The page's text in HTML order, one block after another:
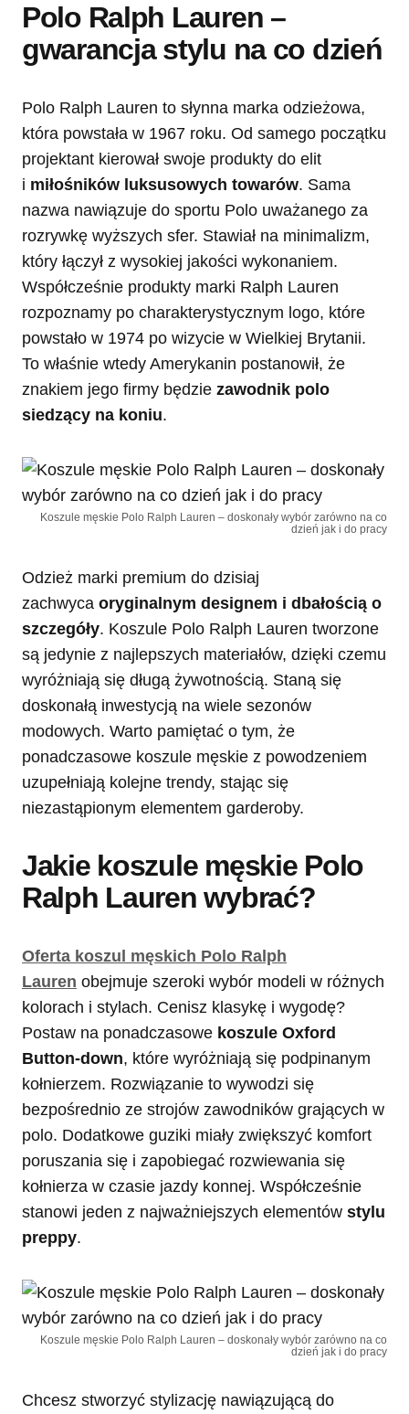
Polo Ralph Lauren –
gwarancja stylu na co dzień
Polo Ralph Lauren to słynna marka odzieżowa,
która powstała w 1967 roku. Od samego początku
projektant kierował swoje produkty do elit
i miłośników luksusowych towarów. Sama
nazwa nawiązuje do sportu Polo uważanego za
rozrywkę wyższych sfer. Stawiał na minimalizm,
który łączył z wysokiej jakości wykonaniem.
Współcześnie produkty marki Ralph Lauren
rozpoznamy po charakterystycznym logo, które
powstało w 1974 po wizycie w Wielkiej Brytanii.
To właśnie wtedy Amerykanin postanowił, że
znakiem jego firmy będzie zawodnik polo
siedzący na koniu.
Koszule męskie Polo Ralph Lauren – doskonały wybór zarówno na co
dzień jak i do pracy
Odzież marki premium do dzisiaj
zachwyca oryginalnym designem i dbałością o
szczegóły. Koszule Polo Ralph Lauren tworzone
są jedynie z najlepszych materiałów, dzięki czemu
wyróżniają się długą żywotnością. Staną się
doskonałą inwestycją na wiele sezonów
modowych. Warto pamiętać o tym, że
ponadczasowe koszule męskie z powodzeniem
uzupełniają kolejne trendy, stając się
niezastąpionym elementem garderoby.
Jakie koszule męskie Polo
Ralph Lauren wybrać?
Oferta koszul męskich Polo Ralph
Lauren obejmuje szeroki wybór modeli w różnych
kolorach i stylach. Cenisz klasykę i wygodę?
Postaw na ponadczasowe koszule Oxford
Button-down, które wyróżniają się podpinanym
kołnierzem. Rozwiązanie to wywodzi się
bezpośrednio ze strojów zawodników grających w
polo. Dodatkowe guziki miały zwiększyć komfort
poruszania się i zapobiegać rozwiewania się
kołnierza w czasie jazdy konnej. Współcześnie
stanowi jeden z najważniejszych elementów stylu
preppy.
Koszule męskie Polo Ralph Lauren – doskonały wybór zarówno na co
dzień jak i do pracy
Chcesz stworzyć stylizację nawiązującą do